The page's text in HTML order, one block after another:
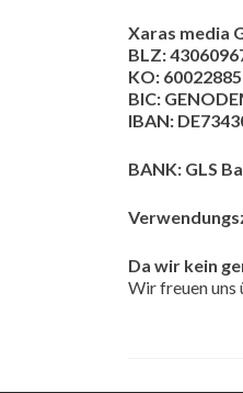
Xaras media
BLZ:
KO:
BIC:
IBAN:
BANK: GLS
Da wir kein
Wir freuen uns